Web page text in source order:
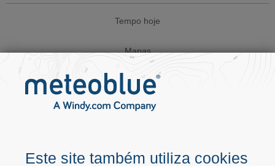
Este site também utiliza cookies
Tempo hoje
Mapas
Website widgets
API meteorológica